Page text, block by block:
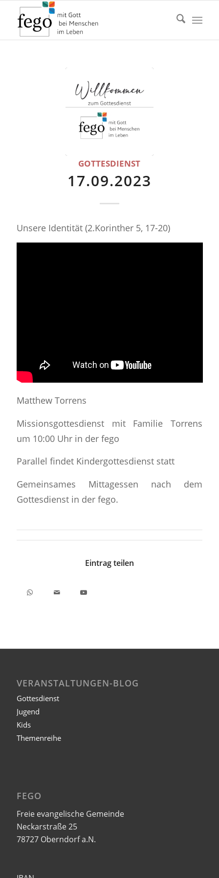
GOTTESDIENST
17.09.2023
Unsere Identität (2.Korinther 5, 17-20)
Matthew Torrens
Missionsgottesdienst mit Familie Torrens
um 10:00 Uhr in der fego
Parallel findet Kindergottesdienst statt
Gemeinsames Mittagessen nach dem
Gottesdienst in der fego.
Eintrag teilen
VERANSTALTUNGEN-BLOG
Gottesdienst
Jugend
Kids
Themenreihe
FEGO
Freie evangelische Gemeinde
Neckarstraße 25
78727 Oberndorf a.N.